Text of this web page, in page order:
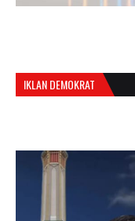
IKLAN DEMOKRAT